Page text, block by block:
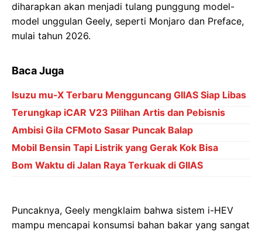
diharapkan akan menjadi tulang punggung model-
model unggulan Geely, seperti Monjaro dan Preface,
mulai tahun 2026.
Baca Juga
Isuzu mu-X Terbaru Mengguncang GIIAS Siap Libas
Terungkap iCAR V23 Pilihan Artis dan Pebisnis
Ambisi Gila CFMoto Sasar Puncak Balap
Mobil Bensin Tapi Listrik yang Gerak Kok Bisa
Bom Waktu di Jalan Raya Terkuak di GIIAS
Puncaknya, Geely mengklaim bahwa sistem i-HEV
mampu mencapai konsumsi bahan bakar yang sangat